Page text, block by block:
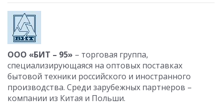
ООО «БИТ – 95» – торговая группа,
специализирующаяся на оптовых поставках
бытовой техники российского и иностранного
производства. Среди зарубежных партнеров –
компании из Китая и Польши.